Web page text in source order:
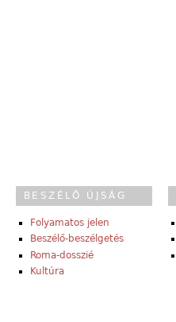
BESZÉLŐ ÚJSÁG
Folyamatos jelen
Beszélő-beszélgetés
Roma-dosszié
Kultúra